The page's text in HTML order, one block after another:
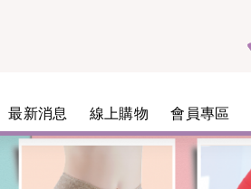
最新消息 線上購物 會員專區